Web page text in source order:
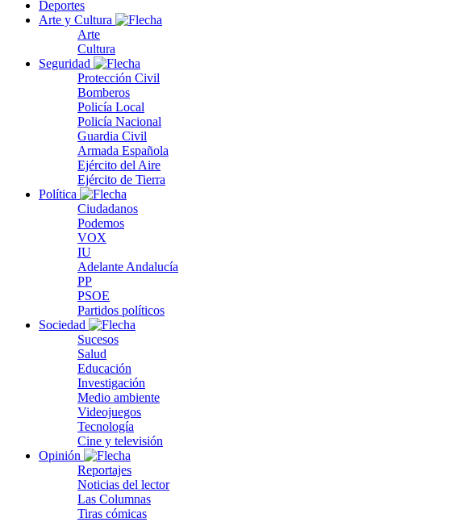
Deportes
Arte y Cultura
Arte
Cultura
Seguridad
Protección Civil
Bomberos
Policía Local
Policía Nacional
Guardia Civil
Armada Española
Ejército del Aire
Ejército de Tierra
Política
Ciudadanos
Podemos
VOX
IU
Adelante Andalucía
PP
PSOE
Partidos políticos
Sociedad
Sucesos
Salud
Educación
Investigación
Medio ambiente
Videojuegos
Tecnología
Cine y televisión
Opinión
Reportajes
Noticias del lector
Las Columnas
Tiras cómicas